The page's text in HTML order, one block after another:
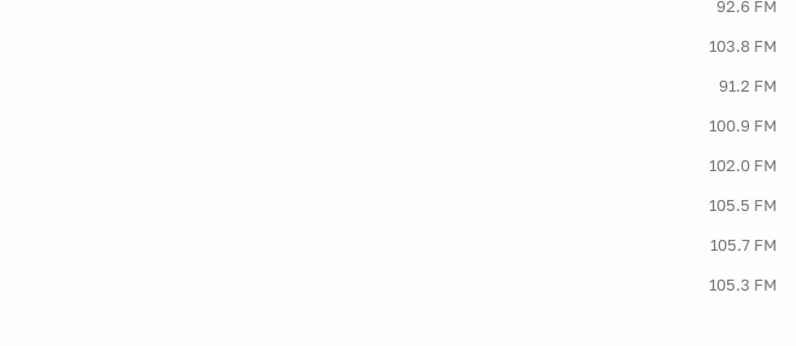
92.6 FM
103.8 FM
91.2 FM
100.9 FM
102.0 FM
105.5 FM
105.7 FM
105.3 FM